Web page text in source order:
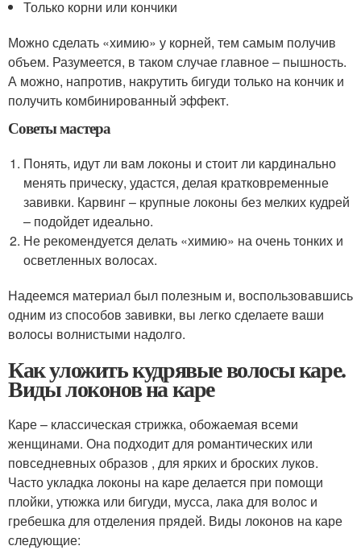
Только корни или кончики
Можно сделать «химию» у корней, тем самым получив
объем. Разумеется, в таком случае главное – пышность.
А можно, напротив, накрутить бигуди только на кончик и
получить комбинированный эффект.
Советы мастера
Понять, идут ли вам локоны и стоит ли кардинально
менять прическу, удастся, делая кратковременные
завивки. Карвинг – крупные локоны без мелких кудрей
– подойдет идеально.
Не рекомендуется делать «химию» на очень тонких и
осветленных волосах.
Надеемся материал был полезным и, воспользовавшись
одним из способов завивки, вы легко сделаете ваши
волосы волнистыми надолго.
Как уложить кудрявые волосы каре.
Виды локонов на каре
Каре – классическая стрижка, обожаемая всеми
женщинами. Она подходит для романтических или
повседневных образов , для ярких и броских луков.
Часто укладка локоны на каре делается при помощи
плойки, утюжка или бигуди, мусса, лака для волос и
гребешка для отделения прядей. Виды локонов на каре
следующие: